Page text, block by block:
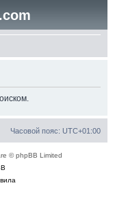
Часовой пояс: UTC+01:00
© phpBB Limited